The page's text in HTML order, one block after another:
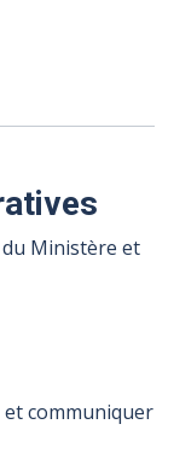
Ministère et
communiquer